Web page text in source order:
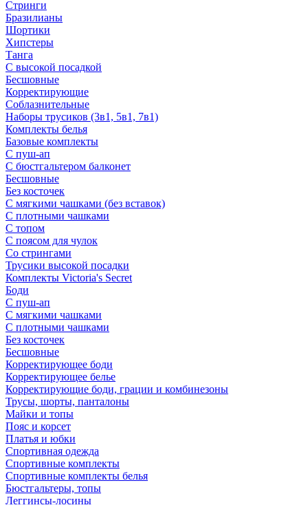
Стринги
Бразилианы
Шортики
Хипстеры
Танга
С высокой посадкой
Бесшовные
Корректирующие
Соблазнительные
Наборы трусиков (3в1, 5в1, 7в1)
Комплекты белья
Базовые комплекты
С пуш-ап
С бюстгальтером балконет
Бесшовные
Без косточек
С мягкими чашками (без вставок)
С плотными чашками
С топом
С поясом для чулок
Со стрингами
Трусики высокой посадки
Комплекты Victoria's Secret
Боди
С пуш-ап
С мягкими чашками
С плотными чашками
Без косточек
Бесшовные
Корректирующее боди
Корректирующее белье
Корректирующие боди, грации и комбинезоны
Трусы, шорты, панталоны
Майки и топы
Пояс и корсет
Платья и юбки
Спортивная одежда
Спортивные комплекты
Спортивные комплекты белья
Бюстгальтеры, топы
Леггинсы-лосины